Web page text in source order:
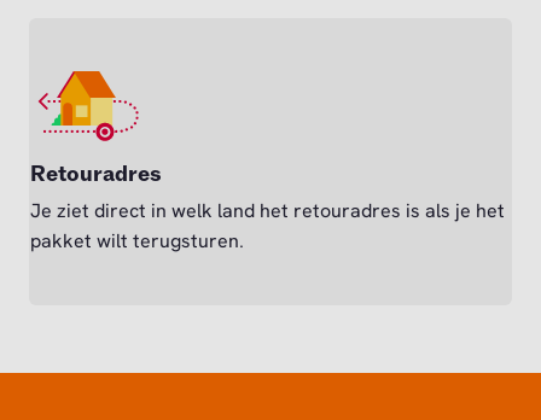
Retouradres
Je ziet direct in welk land het retouradres is als je het
pakket wilt terugsturen.